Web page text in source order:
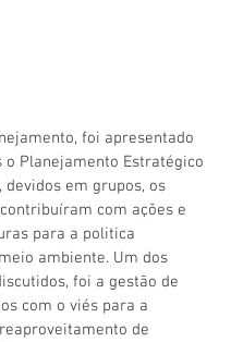
foi apresentado
o Planejamento Estratégico
devidos em grupos, os
com ações e
para a politica
ambiente. Um dos
foi a gestão de
com o viés para a
de